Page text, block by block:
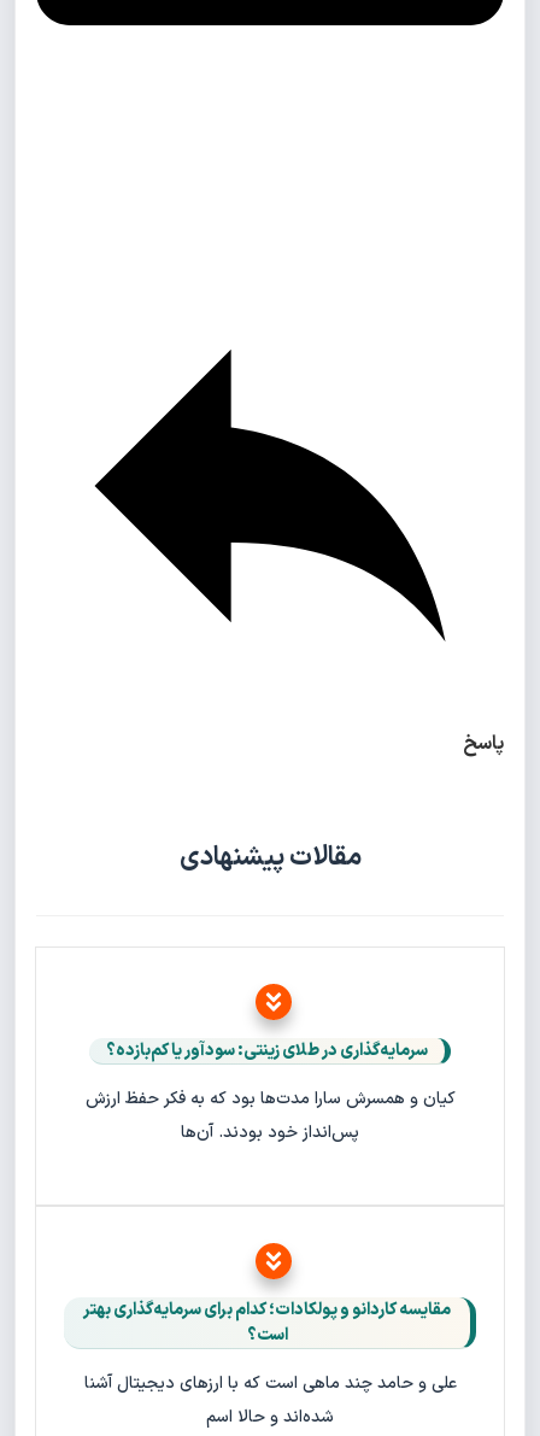
پاسخ
مقالات پیشنهادی
سرمایه‌گذاری در طلای زینتی: سودآور یا کم‌بازده؟
کیان و همسرش سارا مدت‌ها بود که به فکر حفظ ارزش
پس‌انداز خود بودند. آن‌ها
مقایسه کاردانو و پولکادات؛ کدام برای سرمایه‌گذاری بهتر
است؟
علی و حامد چند ماهی است که با ارزهای دیجیتال آشنا
شده‌اند و حالا اسم